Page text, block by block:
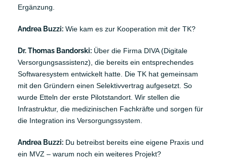
Ergänzung.
Andrea Buzzi: Wie kam es zur Kooperation mit der TK?
Dr. Thomas Bandorski: Über die Firma DIVA (Digitale
Versorgungsassistenz), die bereits ein entsprechendes
Softwaresystem entwickelt hatte. Die TK hat gemeinsam
mit den Gründern einen Selektivvertrag aufgesetzt. So
wurde Etteln der erste Pilotstandort. Wir stellen die
Infrastruktur, die medizinischen Fachkräfte und sorgen für
die Integration ins Versorgungssystem.
Andrea Buzzi: Du betreibst bereits eine eigene Praxis und
ein MVZ – warum noch ein weiteres Projekt?